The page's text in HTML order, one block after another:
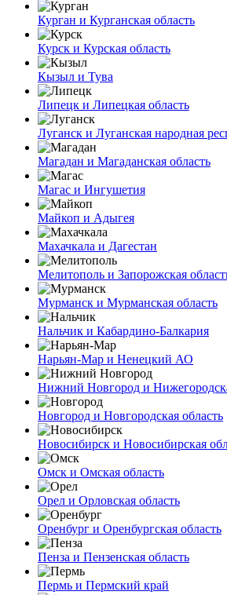
Курган и Курганская область
Курск и Курская область
Кызыл и Тува
Липецк и Липецкая область
Луганск и Луганская народная
Магадан и Магаданская область
Магас и Ингушетия
Майкоп и Адыгея
Махачкала и Дагестан
Мелитополь и Запорожская
Мурманск и Мурманская область
Нальчик и Кабардино-Балкария
Нарьян-Мар и Ненецкий АО
Нижний Новгород и
Новгород и Новгородская область
Новосибирск и Новосибирская
Омск и Омская область
Орел и Орловская область
Оренбург и Оренбургская область
Пенза и Пензенская область
Пермь и Пермский край